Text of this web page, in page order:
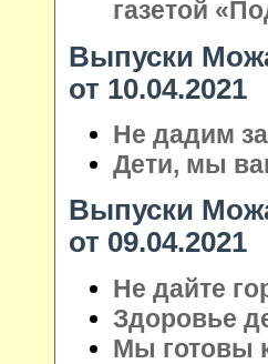
газетой
Выпуски
от 10.04.2021
Не дадим
Дети, мы
Выпуски
от 09.04.2021
Не дайте
Здоровье
Мы готовы